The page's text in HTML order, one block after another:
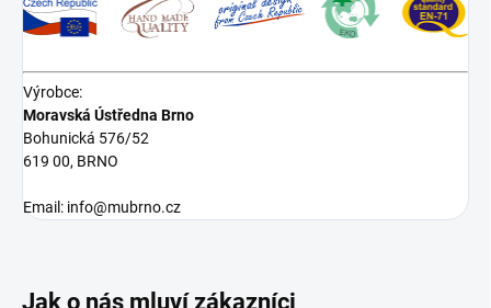
Výrobce:
Moravská Ústředna Brno
Bohunická 576/52
619 00, BRNO
Email: info@mubrno.cz